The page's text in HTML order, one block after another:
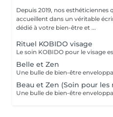
Depuis 2019, nos esthéticiennes
accueillent dans un véritable
dédié à votre bien-être et ...
Rituel KOBIDO visage
Belle et Zen
Beau et Zen (Soin pour les